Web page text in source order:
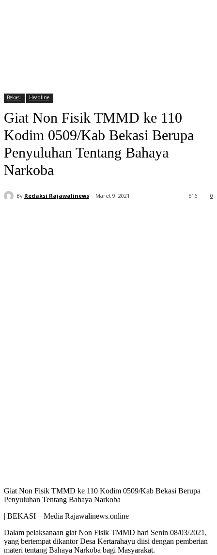
Bekasi Headline
Giat Non Fisik TMMD ke 110
Kodim 0509/Kab Bekasi Berupa
Penyuluhan Tentang Bahaya
Narkoba
By Redaksi Rajawalinews Maret 9, 2021 0
516
Giat Non Fisik TMMD ke 110 Kodim 0509/Kab Bekasi Berupa
Penyuluhan Tentang Bahaya Narkoba
| BEKASI – Media Rajawalinews.online
Dalam pelaksanaan giat Non Fisik TMMD hari Senin 08/03/2021,
yang bertempat dikantor Desa Kertarahayu diisi dengan pemberian
materi tentang Bahaya Narkoba bagi Masyarakat.